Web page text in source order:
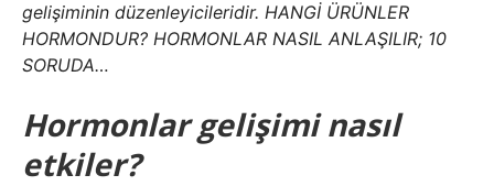
gelişiminin düzenleyicileridir. HANGİ ÜRÜNLER
HORMONDUR? HORMONLAR NASIL ANLAŞILIR; 10
SORUDA…
Hormonlar gelişimi nasıl
etkiler?